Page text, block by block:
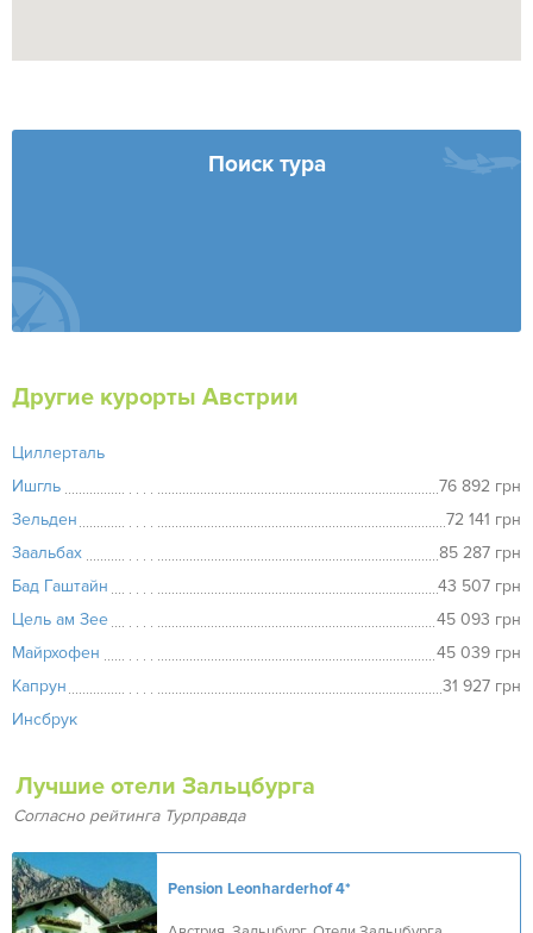
Поиск тура
Другие курорты Австрии
Циллерталь
Ишгль
76 892 грн
Зельден
72 141 грн
Заальбах
85 287 грн
Бад Гаштайн
43 507 грн
Цель ам Зее
45 093 грн
Майрхофен
45 039 грн
Капрун
31 927 грн
Инсбрук
Лучшие отели Зальцбурга
Согласно рейтинга Турправда
Pension Leonharderhof4*